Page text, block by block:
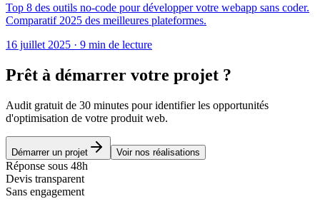
Top 8 des outils no-code pour développer votre webapp sans coder.
Comparatif 2025 des meilleures plateformes.
16 juillet 2025 · 9 min de lecture
Prêt à démarrer votre projet ?
Audit gratuit de 30 minutes pour identifier les opportunités
d'optimisation de votre produit web.
Démarrer un projet Voir nos réalisations
Réponse sous 48h
Devis transparent
Sans engagement